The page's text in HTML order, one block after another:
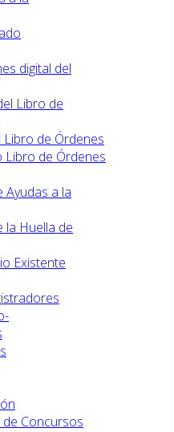
digital del
Libro de
Libro de Órdenes
Libro de Órdenes
Ayudas a la
la Huella de
Existente
Concursos